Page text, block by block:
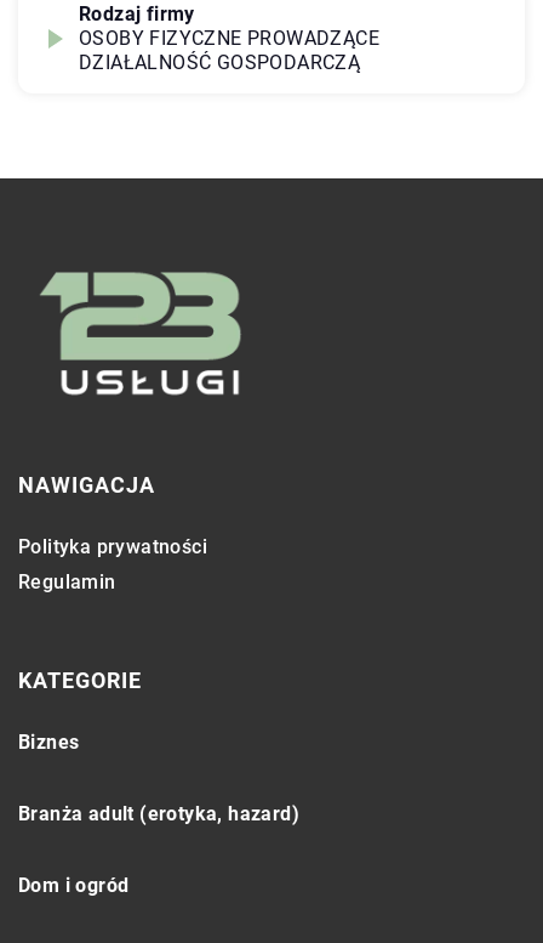
Rodzaj firmy
OSOBY FIZYCZNE PROWADZĄCE
DZIAŁALNOŚĆ GOSPODARCZĄ
NAWIGACJA
Polityka prywatności
Regulamin
KATEGORIE
Biznes
Branża adult (erotyka, hazard)
Dom i ogród